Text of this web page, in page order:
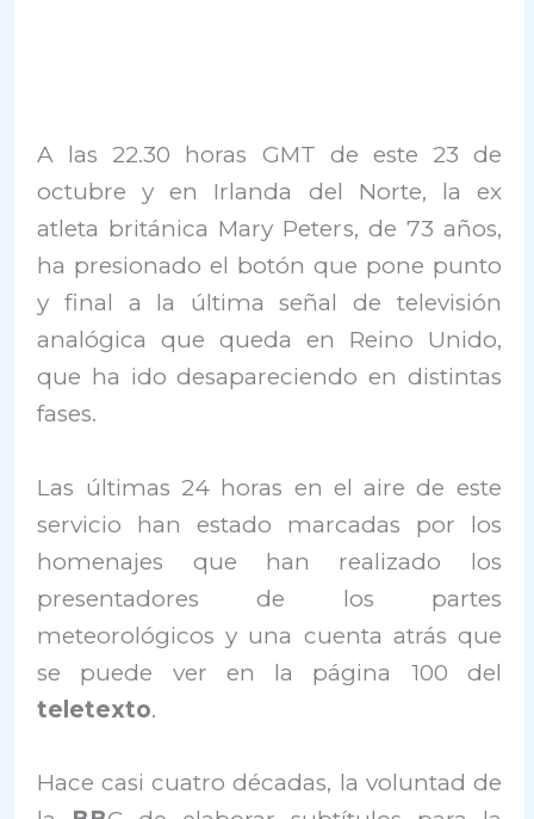
A las 22.30 horas GMT de este 23 de
octubre y en Irlanda del Norte, la ex
atleta británica Mary Peters, de 73 años,
ha presionado el botón que pone punto
y final a la última señal de televisión
analógica que queda en Reino Unido,
que ha ido desapareciendo en distintas
fases.
Las últimas 24 horas en el aire de este
servicio han estado marcadas por los
homenajes que han realizado los
presentadores de los partes
meteorológicos y una cuenta atrás que
se puede ver en la página 100 del
teletexto.
Hace casi cuatro décadas, la voluntad de